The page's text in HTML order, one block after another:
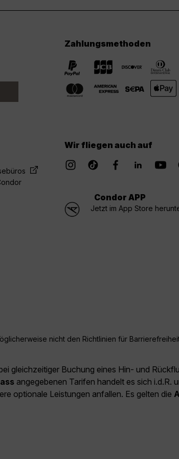
Zahlungsmethoden
Wir fliegen auch auf
Condor APP
Jetzt im App Store
nicht den Richtlinien für
gleichzeitiger Buchung eines Hin- und
angegebenen Tarifen handelt es sich i.d.R.
optionale Leistungen anfallen. Es gelten die